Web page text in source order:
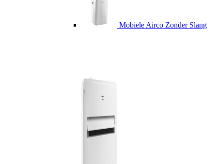
Mobiele Airco Zonder Slang